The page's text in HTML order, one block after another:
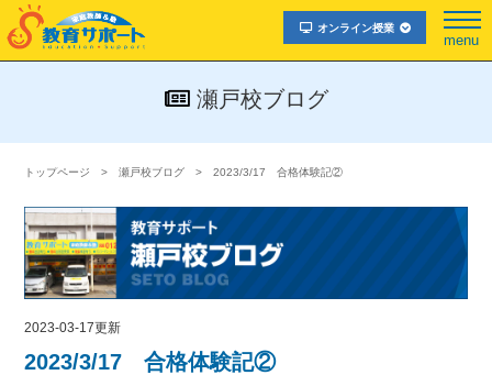
オンライン授業
menu
瀬戸校ブログ
トップページ 瀬戸校ブログ 2023/3/17 合格体験記②
2023-03-17更新
2023/3/17 合格体験記②